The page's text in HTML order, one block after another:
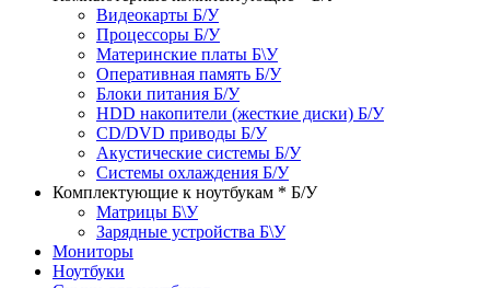
Видеокарты Б/У
Процессоры Б/У
Материнские платы Б\У
Оперативная память Б/У
Блоки питания Б/У
HDD накопители (жесткие диски) Б/У
CD/DVD приводы Б/У
Акустические системы Б/У
Системы охлаждения Б/У
Комплектующие к ноутбукам * Б/У
Матрицы Б\У
Зарядные устройства Б\У
Мониторы
Ноутбуки